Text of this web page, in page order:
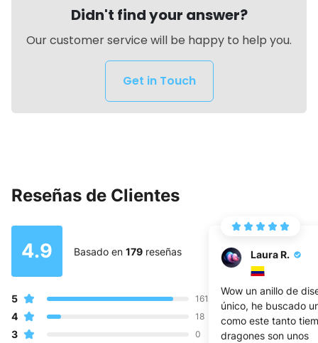
Didn't find your answer?
Our customer service will be happy to help you.
Get in Touch
Reseñas de Clientes
4.9 Basado en 179 reseñas
5 161
4 18
3 0
Laura R.
Wow un anillo de
único, he buscado
como este tanto
dragones son unos